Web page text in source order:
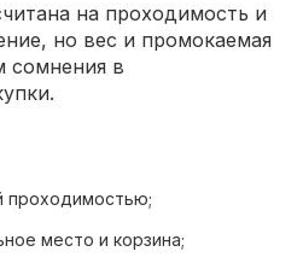
на проходимость и
но вес и промокаемая
сомнения в
проходимостью;
место и корзина;